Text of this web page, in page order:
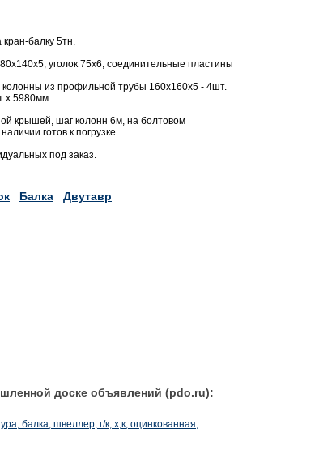
балку 5тн.
уголок 75х6, соединительные пластины
из профильной трубы 160х160х5 - 4шт.
х 5980мм.
крышей, шаг колонн 6м, на болтовом
готов к погрузке.
под заказ.
Балка Двутавр
доске объявлений (pdo.ru):
балка, швеллер, г/к, х,к, оцинкованная,